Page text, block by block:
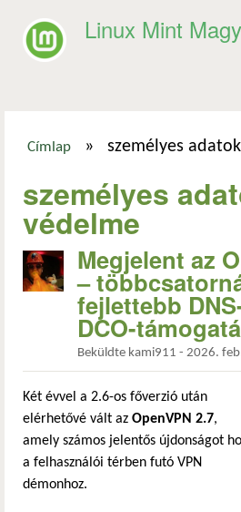
Linux Mint
Címlap » személyes
személyes
védelme
Megjelent az
–
fejlettebb
DCO-
Beküldte kami911 - 2026.
Két évvel a 2.6-os főverzió után
elérhetővé vált az OpenVPN 2.7,
amely számos jelentős újdonságot
a felhasználói térben futó VPN
démonhoz.